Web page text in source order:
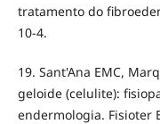
tratamento do
10-4.
19. Sant'Ana EMC,
geloide (celulite):
endermologia. Fisioter